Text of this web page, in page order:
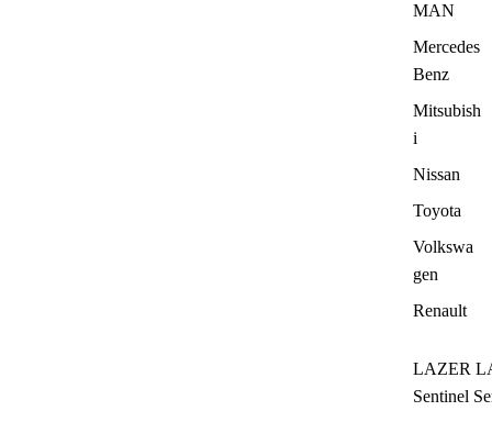
MAN
Mercedes
Benz
Mitsubish
i
Nissan
Toyota
Volkswa
gen
Renault
LAZER
Sentinel